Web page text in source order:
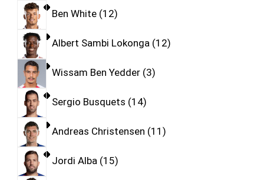
Ben White 12
Albert Sambi Lokonga 12
Wissam Ben Yedder 3
Sergio Busquets 14
Andreas Christensen 11
Jordi Alba 15